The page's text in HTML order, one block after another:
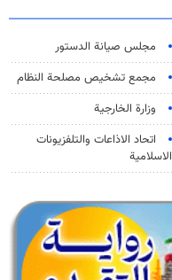
مجلس صيانة الدستور
مجمع تشخيص مصلحة النظام
وزارة الخارجية
اتحاد الاذاعات والتلفزيونات
الاسلامية